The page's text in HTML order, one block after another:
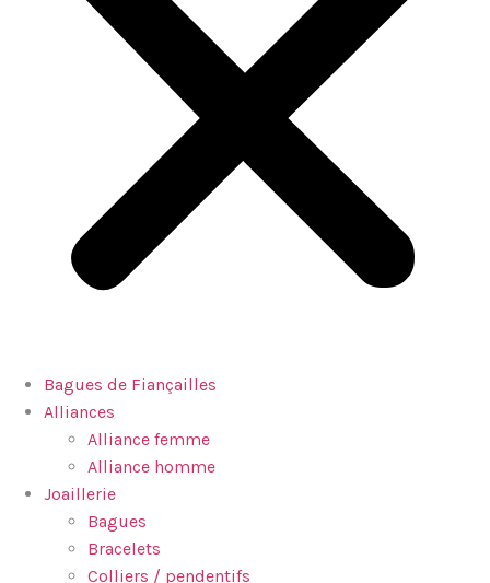
Bagues de Fiançailles
Alliances
Alliance femme
Alliance homme
Joaillerie
Bagues
Bracelets
Colliers / pendentifs